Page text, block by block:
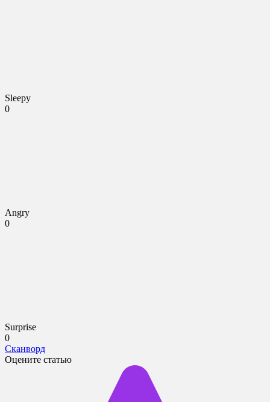
Sleepy
0
Angry
0
Surprise
0
Сканворд
Оцените статью